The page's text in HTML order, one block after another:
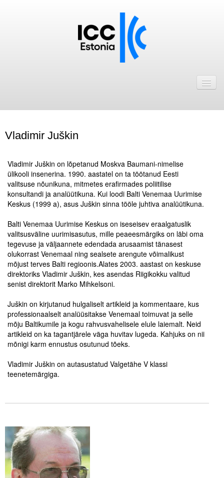
ICC Eesti liikmebaas
Liikmete pakkumised
Astu ICC Eesti liikmeks!
Kalender
ICC Eesti
Tegevused
Publikatsioonid
Arvamus
Viidad
ICC WBO
Digiraamatukogu
Kontakt
Liitu meililistiga
Oskusteave
Vladimir Juškin
Vladimir Juškin on lõpetanud Moskva Baumani-nimelise
ülikooli insenerina. 1990. aastatel on ta töötanud Eesti
valitsuse nõunikuna, mitmetes erafirmades poliitilise
konsultandi ja analüütikuna. Kui loodi Balti Venemaa Uurimise
Keskus (1999 a), asus Juškin sinna tööle juhtiva analüütikuna.
Balti Venemaa Uurimise Keskus on iseseisev eraalgatuslik
valitsusväline uurimisasutus, mille peaeesmärgiks on läbi oma
tegevuse ja väljaannete edendada arusaamist tänasest
olukorrast Venemaal ning sealsete arengute võimalikust
mõjust terves Balti regioonis.Alates 2003. aastast on keskuse
direktoriks Vladimir Juškin, kes asendas Riigikokku valitud
senist direktorit Marko Mihkelsoni.
Juškin on kirjutanud hulgaliselt artikleid ja kommentaare, kus
professionaalselt analüüsitakse Venemaal toimuvat ja selle
mõju Baltikumile ja kogu rahvusvahelisele elule laiemalt. Neid
artikleid on ka tagantjärele väga huvitav lugeda. Kahjuks on nii
mõnigi karm ennustus osutunud tõeks.
Vladimir Juškin on autasustatud Valgetähe V klassi
teenetemärgiga.